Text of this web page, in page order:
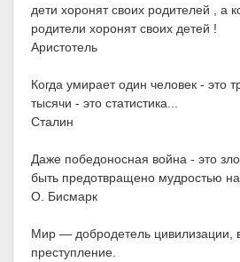
дети хоронят своих родителей , а
родители хоронят своих детей !
Аристотель
Когда умирает один человек - это
тысячи - это статистика...
Сталин
Даже победоносная война - это
быть предотвращено мудростью
О. Бисмарк
Мир — добродетель цивилизации,
преступление.